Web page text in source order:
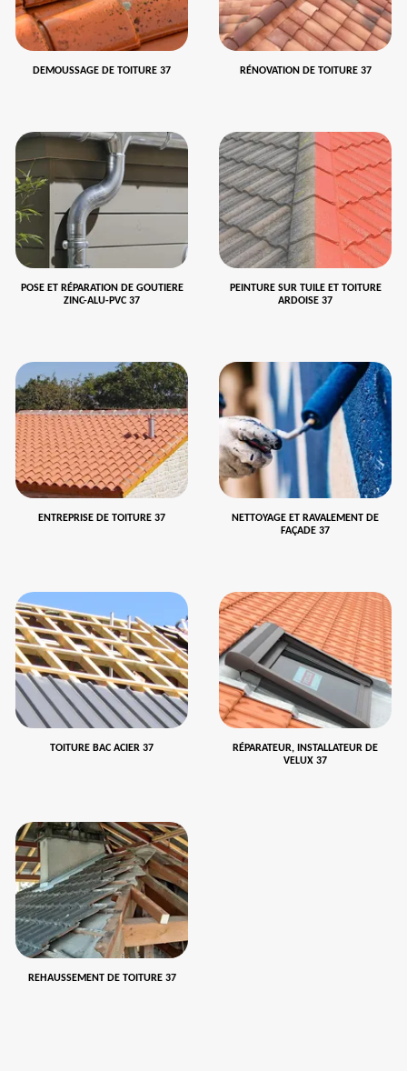
DEMOUSSAGE DE TOITURE 37 RÉNOVATION DE TOITURE 37
POSE ET RÉPARATION DE GOUTIERE
ZINC-ALU-PVC 37
PEINTURE SUR TUILE ET TOITURE
ARDOISE 37
ENTREPRISE DE TOITURE 37
NETTOYAGE ET RAVALEMENT DE
FAÇADE 37
TOITURE BAC ACIER 37
RÉPARATEUR, INSTALLATEUR DE
VELUX 37
REHAUSSEMENT DE TOITURE 37